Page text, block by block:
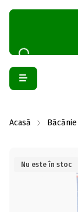
Acasă Băcănie
Nu este în stoc